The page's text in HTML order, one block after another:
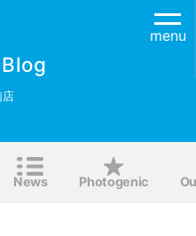
menu
店
News Photogenic